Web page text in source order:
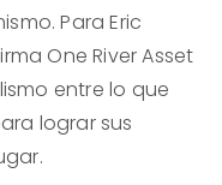
Para Eric
One River Asset
entre lo que
lograr sus